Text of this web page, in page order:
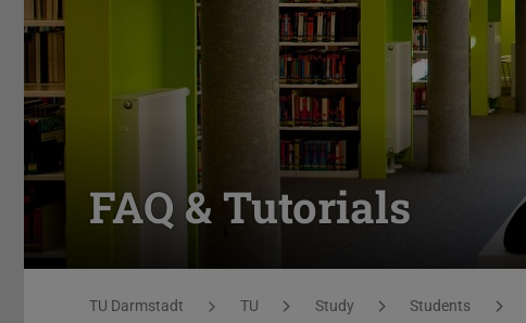
FAQ & Tutorials
You are here:
TU Darmstadt TU Study Students